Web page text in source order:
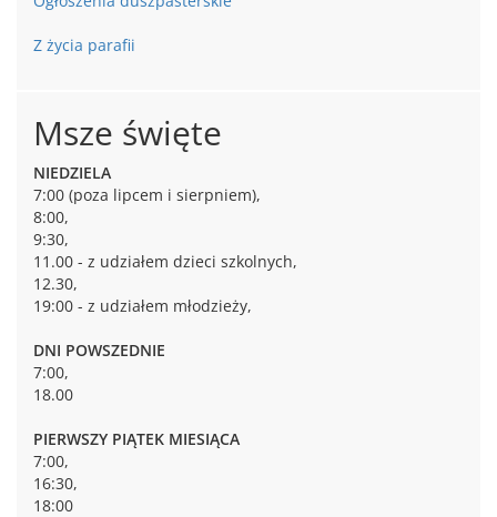
Z życia parafii
Msze święte
NIEDZIELA
7:00 (poza lipcem i sierpniem),
8:00,
9:30,
11.00 - z udziałem dzieci szkolnych,
12.30,
19:00 - z udziałem młodzieży,
DNI POWSZEDNIE
7:00,
18.00
PIERWSZY PIĄTEK MIESIĄCA
7:00,
16:30,
18:00